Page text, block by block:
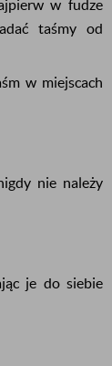
w fudze
taśmy od
w miejscach
nie należy
je do siebie